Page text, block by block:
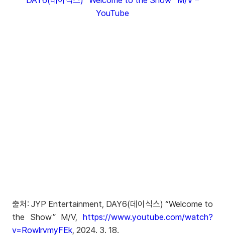
YouTube
출처: JYP Entertainment, DAY6(데이식스) “Welcome to
the Show” M/V, https://www.youtube.com/watch?
v=RowlrvmyFEk, 2024. 3. 18.